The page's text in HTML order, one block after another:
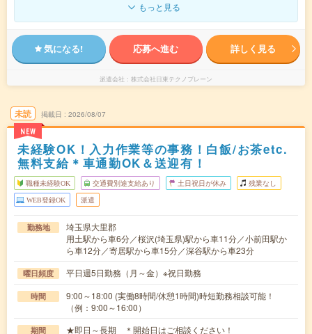
もっと見る
気になる! 応募へ進む 詳しく見る
派遣会社 株式会社日東テクノブレーン
未読
NEW
掲載日 2026/08/07
未経験OK！入力作業等の事務！白飯/お茶etc.
無料支給＊車通勤OK＆送迎有！
職種未経験OK 交通費別途支給あり 土日祝日が休み 残業なし
WEB登録OK 派遣
勤務地
埼玉県大里郡
用土駅から車6分／桜沢(埼玉県)駅から車11分／小前田駅か
ら車12分／寄居駅から車15分／深谷駅から車23分
曜日頻度 平日週5日勤務（月～金）※祝日勤務
時間
9:00～18:00 (実働8時間/休憩1時間)時短勤務相談可能！
（例：9:00～16:00）
期間 ★即日～長期 ＊開始日はご相談ください！